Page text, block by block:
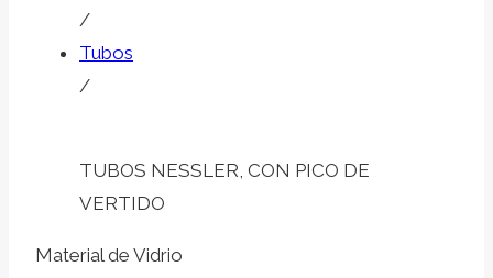
/
Tubos
/
TUBOS NESSLER, CON PICO DE
VERTIDO
Material de Vidrio